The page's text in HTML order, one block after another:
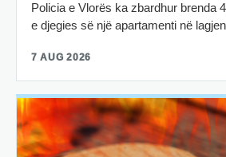
Policia e Vlorës ka zbardhur brenda
e djegies së një apartamenti në
7 AUG 2026